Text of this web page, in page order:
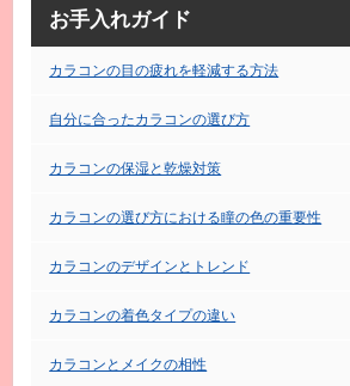
お手入れガイド
カラコンの目の疲れを軽減する方法
自分に合ったカラコンの選び方
カラコンの保湿と乾燥対策
カラコンの選び方における瞳の色の重要性
カラコンのデザインとトレンド
カラコンの着色タイプの違い
カラコンとメイクの相性